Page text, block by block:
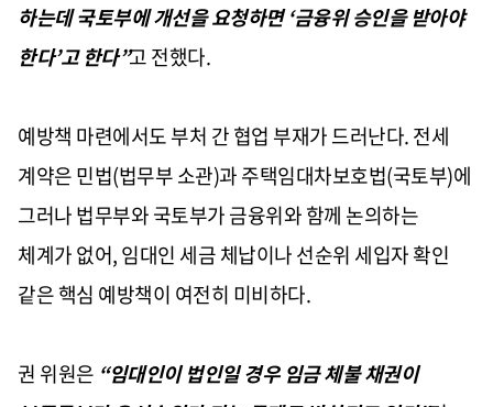
하는데 국토부에 개선을 요청하면 ‘금융위 승인을 받아야
한다’고 한다”고 전했다.
예방책 마련에서도 부처 간 협업 부재가 드러난다. 전세
계약은 민법(법무부 소관)과 주택임대차보호법(국토부)에
그러나 법무부와 국토부가 금융위와 함께 논의하는
체계가 없어, 임대인 세금 체납이나 선순위 세입자 확인
같은 핵심 예방책이 여전히 미비하다.
권 위원은 “임대인이 법인일 경우 임금 체불 채권이